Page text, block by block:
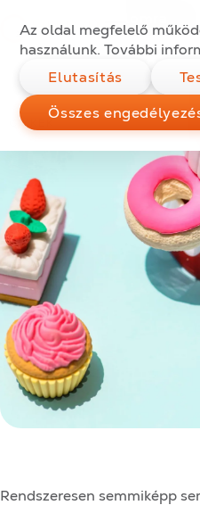
Az oldal megfelelő
használunk. További
Elutasítás
Összes
Szájvizek
Kategóriák:
CIKKEK Közzétéve:
2019.03.10.
Rendszeresen semmiképp